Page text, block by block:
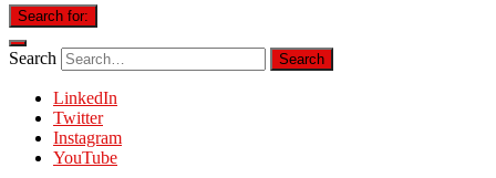
Search for:
Search
LinkedIn
Twitter
Instagram
YouTube